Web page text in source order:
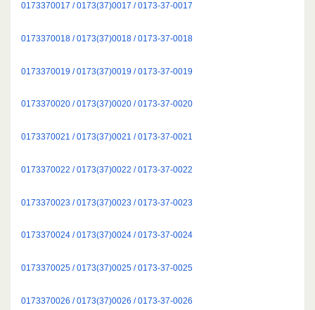
0173370017 / 0173(37)0017 / 0173-37-0017
0173370018 / 0173(37)0018 / 0173-37-0018
0173370019 / 0173(37)0019 / 0173-37-0019
0173370020 / 0173(37)0020 / 0173-37-0020
0173370021 / 0173(37)0021 / 0173-37-0021
0173370022 / 0173(37)0022 / 0173-37-0022
0173370023 / 0173(37)0023 / 0173-37-0023
0173370024 / 0173(37)0024 / 0173-37-0024
0173370025 / 0173(37)0025 / 0173-37-0025
0173370026 / 0173(37)0026 / 0173-37-0026